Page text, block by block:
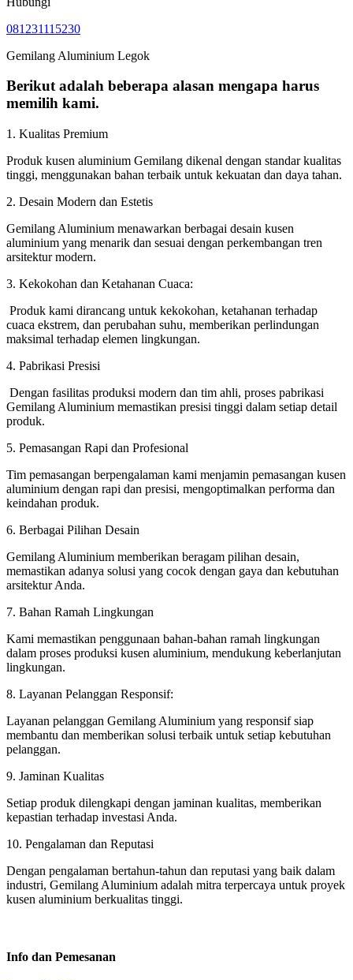
081231115230
Gemilang Aluminium Legok
Berikut adalah beberapa alasan mengapa harus
memilih kami.
1. Kualitas Premium
Produk kusen aluminium Gemilang dikenal dengan standar kualitas
tinggi, menggunakan bahan terbaik untuk kekuatan dan daya tahan.
2. Desain Modern dan Estetis
Gemilang Aluminium menawarkan berbagai desain kusen
aluminium yang menarik dan sesuai dengan perkembangan tren
arsitektur modern.
3. Kekokohan dan Ketahanan Cuaca:
Produk kami dirancang untuk kekokohan, ketahanan terhadap
cuaca ekstrem, dan perubahan suhu, memberikan perlindungan
maksimal terhadap elemen lingkungan.
4. Pabrikasi Presisi
Dengan fasilitas produksi modern dan tim ahli, proses pabrikasi
Gemilang Aluminium memastikan presisi tinggi dalam setiap detail
produk.
5. Pemasangan Rapi dan Profesional
Tim pemasangan berpengalaman kami menjamin pemasangan kusen
aluminium dengan rapi dan presisi, mengoptimalkan performa dan
keindahan produk.
6. Berbagai Pilihan Desain
Gemilang Aluminium memberikan beragam pilihan desain,
memastikan adanya solusi yang cocok dengan gaya dan kebutuhan
arsitektur Anda.
7. Bahan Ramah Lingkungan
Kami memastikan penggunaan bahan-bahan ramah lingkungan
dalam proses produksi kusen aluminium, mendukung keberlanjutan
lingkungan.
8. Layanan Pelanggan Responsif:
Layanan pelanggan Gemilang Aluminium yang responsif siap
membantu dan memberikan solusi terbaik untuk setiap kebutuhan
pelanggan.
9. Jaminan Kualitas
Setiap produk dilengkapi dengan jaminan kualitas, memberikan
kepastian terhadap investasi Anda.
10. Pengalaman dan Reputasi
Dengan pengalaman bertahun-tahun dan reputasi yang baik dalam
industri, Gemilang Aluminium adalah mitra terpercaya untuk proyek
kusen aluminium berkualitas tinggi.
Info dan Pemesanan